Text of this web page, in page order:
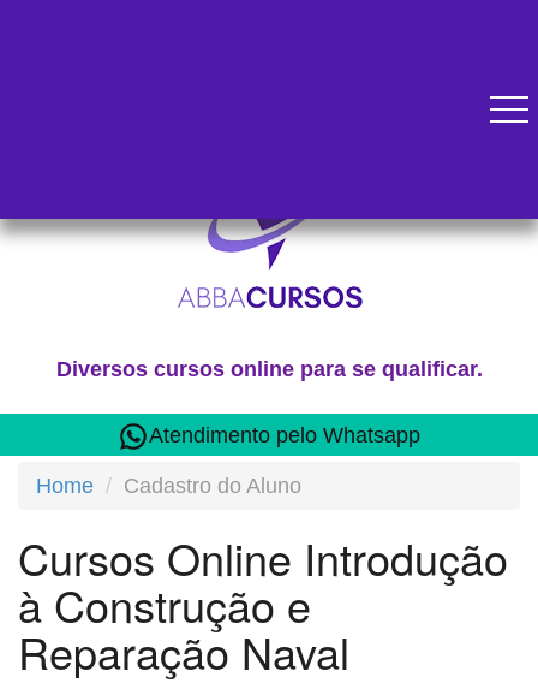
Atendimento pelo Whatsapp
Diversos cursos online para se qualificar.
Home Cadastro do Aluno
Cursos Online Introdução
à Construção e
Reparação Naval